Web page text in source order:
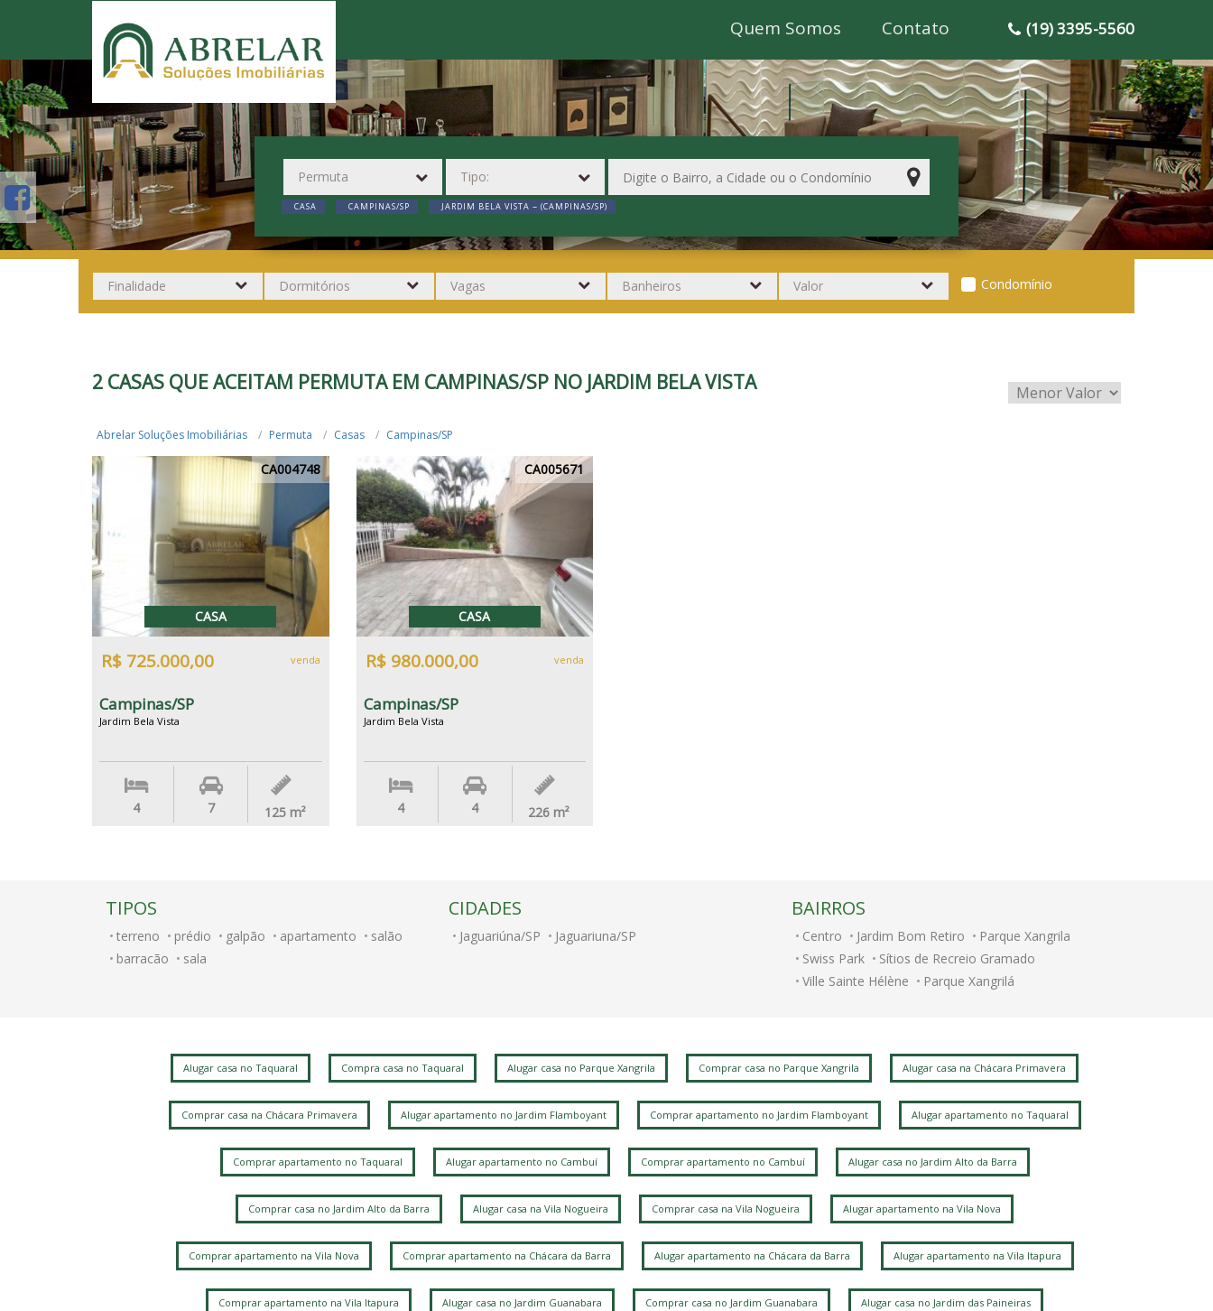
Quem Somos Contato (19) 3395-5560
CASA CAMPINAS/SP JARDIM BELA VISTA ~ (CAMPINAS/SP)
Condomínio
2 CASAS QUE ACEITAM PERMUTA EM CAMPINAS/SP NO JARDIM BELA VISTA
Abrelar Soluções Imobiliárias Permuta Casas Campinas/SP
CA004748
CASA
R$ 725.000,00 venda
Campinas/SP
Jardim Bela Vista
4 7 125 m²
CA005671
CASA
R$ 980.000,00 venda
Campinas/SP
Jardim Bela Vista
4 4 226 m²
TIPOS
terreno prédio galpão apartamento
salão
barracão
sala
CIDADES
Jaguariúna/SP Jaguariuna/SP
BAIRROS
Centro Jardim Bom Retiro
Parque Xangrila
Swiss Park
Sítios de Recreio Gramado
Ville Sainte Hélène
Parque Xangrilá
Alugar casa no Taquaral Compra casa no Taquaral Alugar casa no Parque Xangrila Comprar casa no Parque Xangrila Alugar casa na Chácara Primavera
Comprar casa na Chácara Primavera Alugar apartamento no Jardim Flamboyant Comprar apartamento no Jardim Flamboyant Alugar apartamento no Taquaral
Comprar apartamento no Taquaral Alugar apartamento no Cambuí Comprar apartamento no Cambuí Alugar casa no Jardim Alto da Barra
Comprar casa no Jardim Alto da Barra Alugar casa na Vila Nogueira Comprar casa na Vila Nogueira Alugar apartamento na Vila Nova
Comprar apartamento na Vila Nova Comprar apartamento na Chácara da Barra Alugar apartamento na Chácara da Barra Alugar apartamento na Vila Itapura
Comprar apartamento na Vila Itapura Alugar casa no Jardim Guanabara Comprar casa no Jardim Guanabara Alugar casa no Jardim das Paineiras